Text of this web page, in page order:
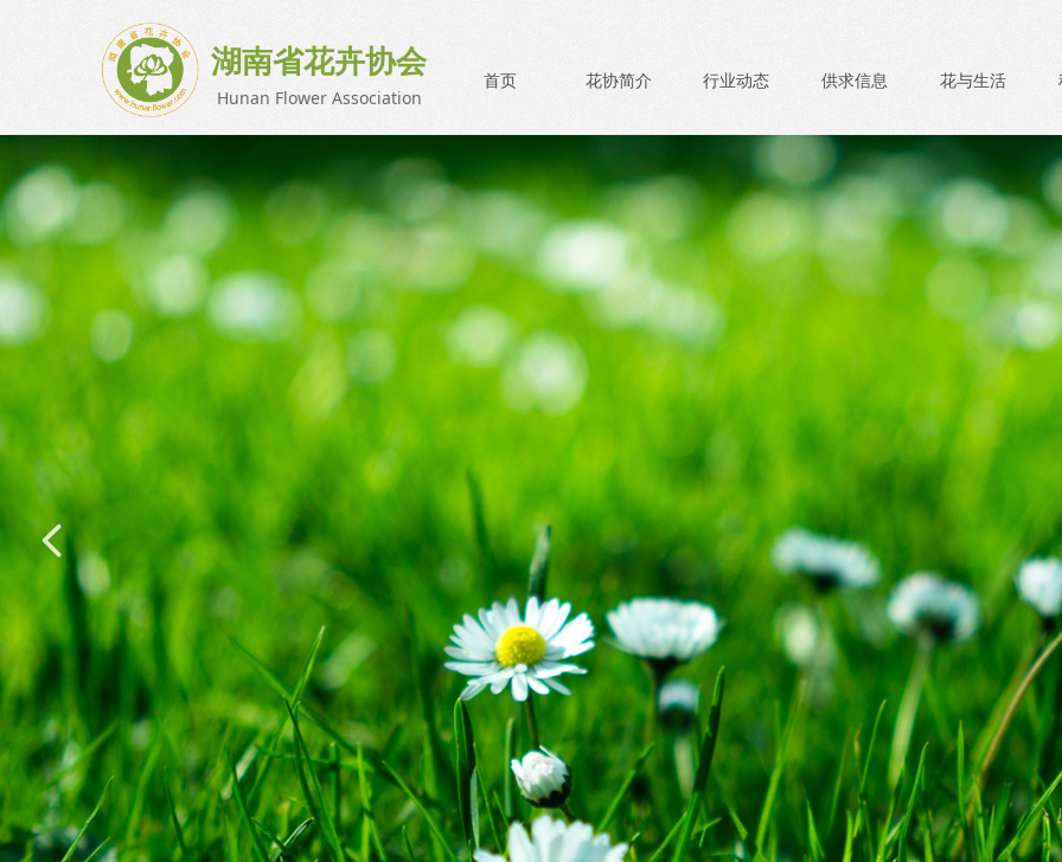
湖南省花卉协会
Hunan Flower Association
넳
首页 花协简介 行业动态 供求信息 花与生活